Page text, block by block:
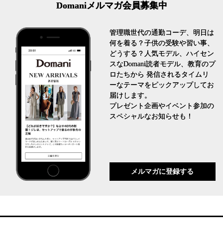
Domaniメルマガ会員募集中
管理職世代の通勤コーデ、明日は
何を着る？子供の受験や習い事、
どうする？人気モデル、ハイセン
スなDomani読者モデル、教育のプ
ロたちから 発信されるタイムリ
ーなテーマをピックアップしてお
届けします。
プレゼント企画やイベント参加の
スペシャルなお知らせも！
メルマガに登録する